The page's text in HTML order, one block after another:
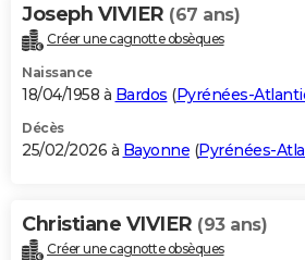
Joseph VIVIER (67 ans)
Créer une cagnotte obsèques
Naissance
18/04/1958 à Bardos (Pyrénées-
Décès
25/02/2026 à Bayonne (Pyrénées-
Christiane VIVIER (93 ans)
Créer une cagnotte obsèques